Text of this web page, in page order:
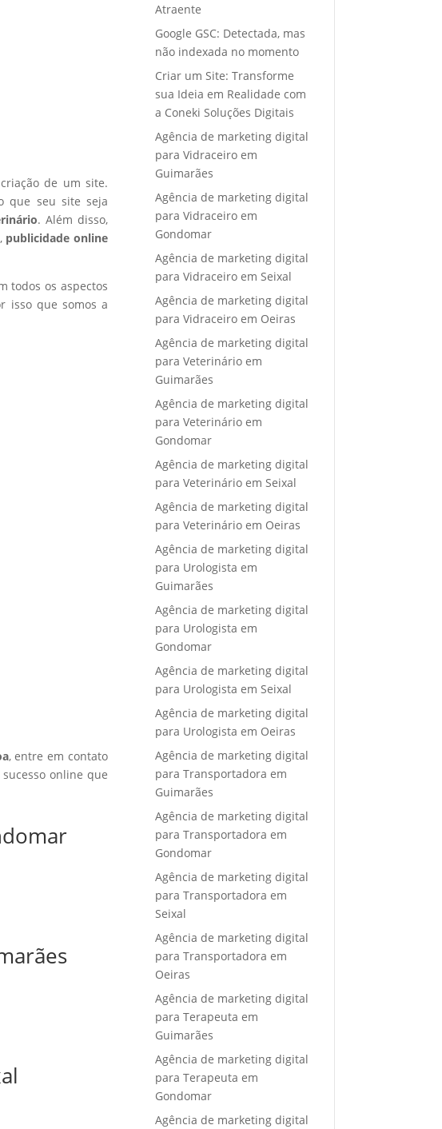
de um site.
que seu site seja
. Além disso,
publicidade online
todos os aspectos
isso que somos a
, entre em contato
online que
Atraente
Google GSC: Detectada, mas
não indexada no momento
Criar um Site: Transforme
sua Ideia em Realidade com
a Coneki Soluções Digitais
Agência de marketing digital
para Vidraceiro em
Guimarães
Agência de marketing digital
para Vidraceiro em
Gondomar
Agência de marketing digital
para Vidraceiro em Seixal
Agência de marketing digital
para Vidraceiro em Oeiras
Agência de marketing digital
para Veterinário em
Guimarães
Agência de marketing digital
para Veterinário em
Gondomar
Agência de marketing digital
para Veterinário em Seixal
Agência de marketing digital
para Veterinário em Oeiras
Agência de marketing digital
para Urologista em
Guimarães
Agência de marketing digital
para Urologista em
Gondomar
Agência de marketing digital
para Urologista em Seixal
Agência de marketing digital
para Urologista em Oeiras
Agência de marketing digital
para Transportadora em
Guimarães
Agência de marketing digital
para Transportadora em
Gondomar
Agência de marketing digital
para Transportadora em
Seixal
Agência de marketing digital
para Transportadora em
Oeiras
Agência de marketing digital
para Terapeuta em
Guimarães
Agência de marketing digital
para Terapeuta em
Gondomar
Agência de marketing digital